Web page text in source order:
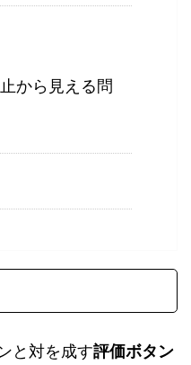
から見える問
と対を成す評価ボタン